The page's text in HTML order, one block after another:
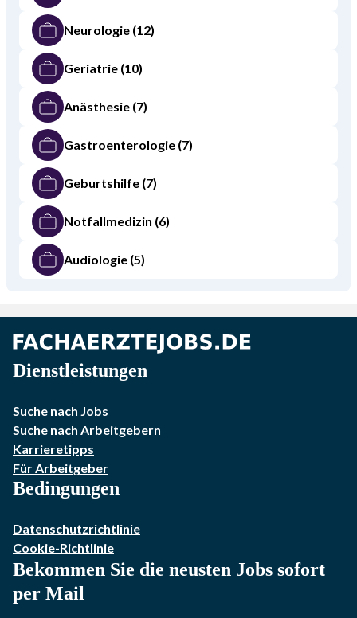
Neurologie (12)
Geriatrie (10)
Anästhesie (7)
Gastroenterologie (7)
Geburtshilfe (7)
Notfallmedizin (6)
Audiologie (5)
Dienstleistungen
Suche nach Jobs
Suche nach Arbeitgebern
Karrieretipps
Für Arbeitgeber
Bedingungen
Datenschutzrichtlinie
Cookie-Richtlinie
Bekommen Sie die neusten Jobs sofort
per Mail